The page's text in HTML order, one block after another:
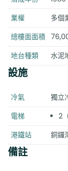
業權
多個
總樓面面積
地台種類
水泥
設施
冷氣
獨立
電梯
2
港鐵站
銅鑼
備註